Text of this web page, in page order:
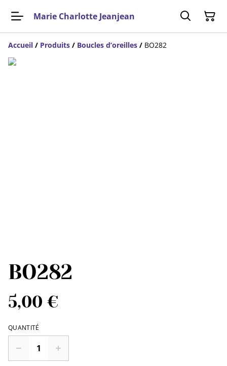
Marie Charlotte Jeanjean
Accueil / Produits / Boucles d’oreilles / BO282
BO282
5,00 €
QUANTITÉ